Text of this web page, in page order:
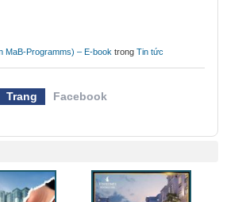
MaB-Programms) – E-book trong Tin tức
Trang
Facebook